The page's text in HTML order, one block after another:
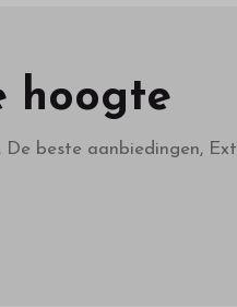
hoogte
De beste aanbiedingen,